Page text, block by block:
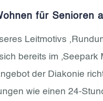
für Senioren
Leitmotivs
bereits im
der Diakonie
wie einen 24-